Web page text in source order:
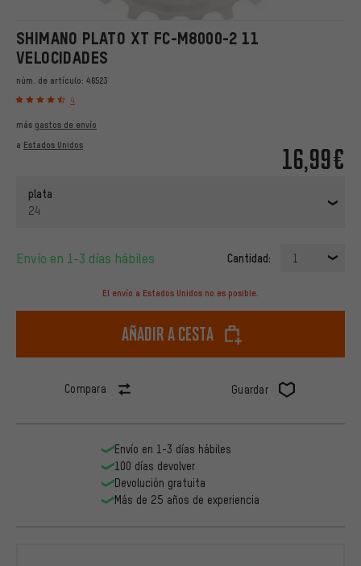
SHIMANO PLATO XT FC-M8000-2 11
VELOCIDADES
núm. de artículo: 46523
4
16,99€
más gastos de envío
a Estados Unidos
plata
24
Envío en 1-3 días hábiles Cantidad: 1
El envío a Estados Unidos no es posible.
Añadir a cesta
Compara Guardar
Envío en 1-3 días hábiles
100 días devolver
Devolución gratuita
Más de 25 años de experiencia